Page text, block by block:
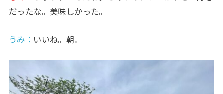
だったな。美味しかった。
うみ ： いいね。朝。